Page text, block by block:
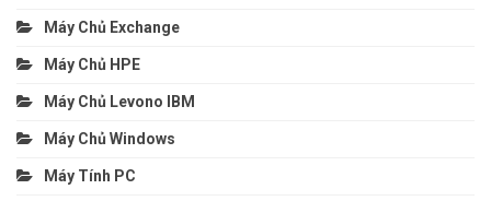
Máy Chủ Exchange
Máy Chủ HPE
Máy Chủ Levono IBM
Máy Chủ Windows
Máy Tính PC